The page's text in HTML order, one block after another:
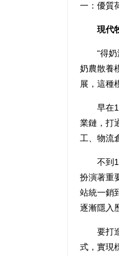
一：優質
現代
“得奶源
奶農散養
展，這種
早在10
業鏈，打
工、物流
不到10
扮演著重
站統一銷
逐漸隱入
要打造
式，實現